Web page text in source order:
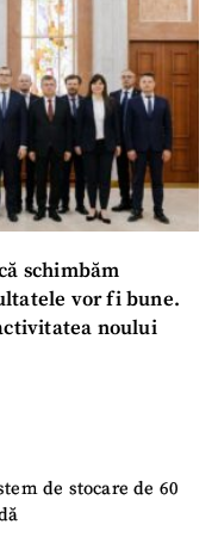
schimbăm
vor fi bune.
noului
de stocare de 60